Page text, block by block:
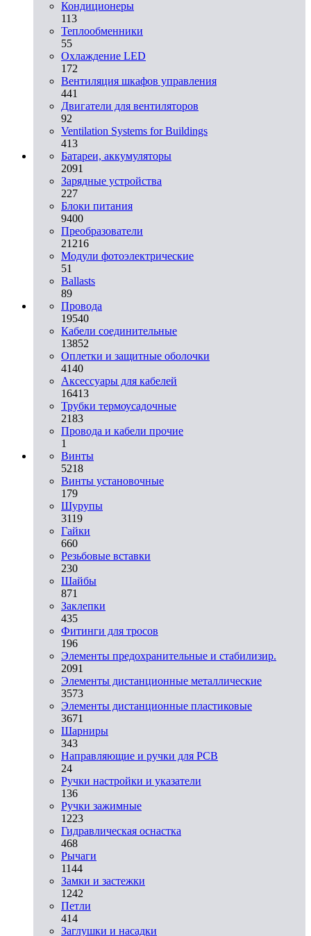
Кондиционеры
113
Теплообменники
55
Охлаждение LED
172
Вентиляция шкафов управления
441
Двигатели для вентиляторов
92
Ventilation Systems for Buildings
413
Батареи, аккумуляторы
2091
Зарядные устройства
227
Блоки питания
9400
Преобразователи
21216
Модули фотоэлектрические
51
Ballasts
89
Провода
19540
Кабели соединительные
13852
Оплетки и защитные оболочки
4140
Аксессуары для кабелей
16413
Трубки термоусадочные
2183
Провода и кабели прочие
1
Винты
5218
Винты установочные
179
Шурупы
3119
Гайки
660
Резьбовые вставки
230
Шайбы
871
Заклепки
435
Фитинги для тросов
196
Элементы предохранительные и стабилизир.
2091
Элементы дистанционные металлические
3573
Элементы дистанционные пластиковые
3671
Шарниры
343
Направляющие и ручки для PCB
24
Ручки настройки и указатели
136
Ручки зажимные
1223
Гидравлическая оснастка
468
Рычаги
1144
Замки и застежки
1242
Петли
414
Заглушки и насадки